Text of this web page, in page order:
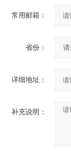
常用邮箱：
省份：
详细地址：
补充说明：